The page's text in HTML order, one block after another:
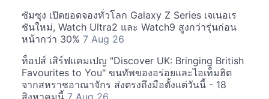
ซัมซุง เปิดยอดจองทั่วโลก Galaxy Z Series เจเนอเร
ชันใหม่, Watch Ultra2 และ Watch9 สูงกว่ารุ่นก่อน
หน้ากว่า 30% 7 Aug 26
ท็อปส์ เสิร์ฟแคมเปญ "Discover UK: Bringing British
Favourites to You" ขนทัพของอร่อยและไอเท็มฮิต
จากสหราชอาณาจักร ส่งตรงถึงมือตั้งแต่วันนี้ - 18
สิงหาคมนี้ 7 Aug 26